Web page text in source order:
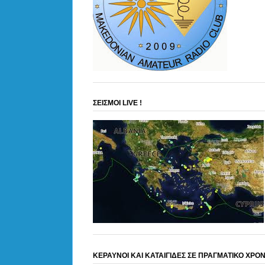
ΣΕΙΣΜΟΙ LIVE !
ΚΕΡΑΥΝΟΙ ΚΑΙ ΚΑΤΑΙΓΙΔΕΣ ΣΕ ΠΡΑΓΜΑΤΙΚΟ